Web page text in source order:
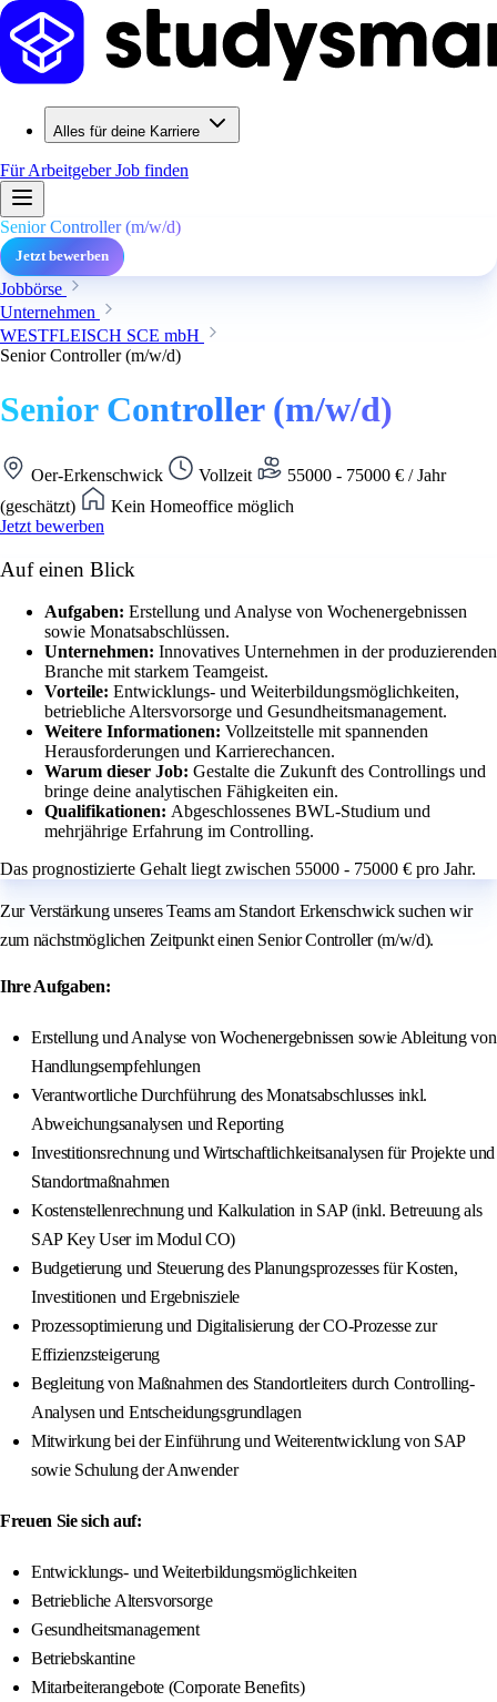
Alles für deine Karriere
Für ArbeitgeberJob finden
Senior Controller (m/w/d)
Jetzt bewerben
Jobbörse
Unternehmen
WESTFLEISCH SCE mbH
Senior Controller (m/w/d)
Senior Controller (m/w/d)
Oer-Erkenschwick Vollzeit
55000 - 75000 € / Jahr
(geschätzt)
Kein Homeoffice möglich
Jetzt bewerben
Auf einen Blick
Aufgaben: Erstellung und Analyse von Wochenergebnissen
sowie Monatsabschlüssen.
Unternehmen: Innovatives Unternehmen in der produzierenden
Branche mit starkem Teamgeist.
Vorteile: Entwicklungs- und Weiterbildungsmöglichkeiten,
betriebliche Altersvorsorge und Gesundheitsmanagement.
Weitere Informationen: Vollzeitstelle mit spannenden
Herausforderungen und Karrierechancen.
Warum dieser Job: Gestalte die Zukunft des Controllings und
bringe deine analytischen Fähigkeiten ein.
Qualifikationen: Abgeschlossenes BWL-Studium und
mehrjährige Erfahrung im Controlling.
Das prognostizierte Gehalt liegt zwischen 55000 - 75000 € pro Jahr.
Zur Verstärkung unseres Teams am Standort Erkenschwick suchen wir
zum nächstmöglichen Zeitpunkt einen Senior Controller (m/w/d).
Ihre Aufgaben:
Erstellung und Analyse von Wochenergebnissen sowie Ableitung von
Handlungsempfehlungen
Verantwortliche Durchführung des Monatsabschlusses inkl.
Abweichungsanalysen und Reporting
Investitionsrechnung und Wirtschaftlichkeitsanalysen für Projekte und
Standortmaßnahmen
Kostenstellenrechnung und Kalkulation in SAP (inkl. Betreuung als
SAP Key User im Modul CO)
Budgetierung und Steuerung des Planungsprozesses für Kosten,
Investitionen und Ergebnisziele
Prozessoptimierung und Digitalisierung der CO-Prozesse zur
Effizienzsteigerung
Begleitung von Maßnahmen des Standortleiters durch Controlling-
Analysen und Entscheidungsgrundlagen
Mitwirkung bei der Einführung und Weiterentwicklung von SAP
sowie Schulung der Anwender
Freuen Sie sich auf:
Entwicklungs- und Weiterbildungsmöglichkeiten
Betriebliche Altersvorsorge
Gesundheitsmanagement
Betriebskantine
Mitarbeiterangebote (Corporate Benefits)